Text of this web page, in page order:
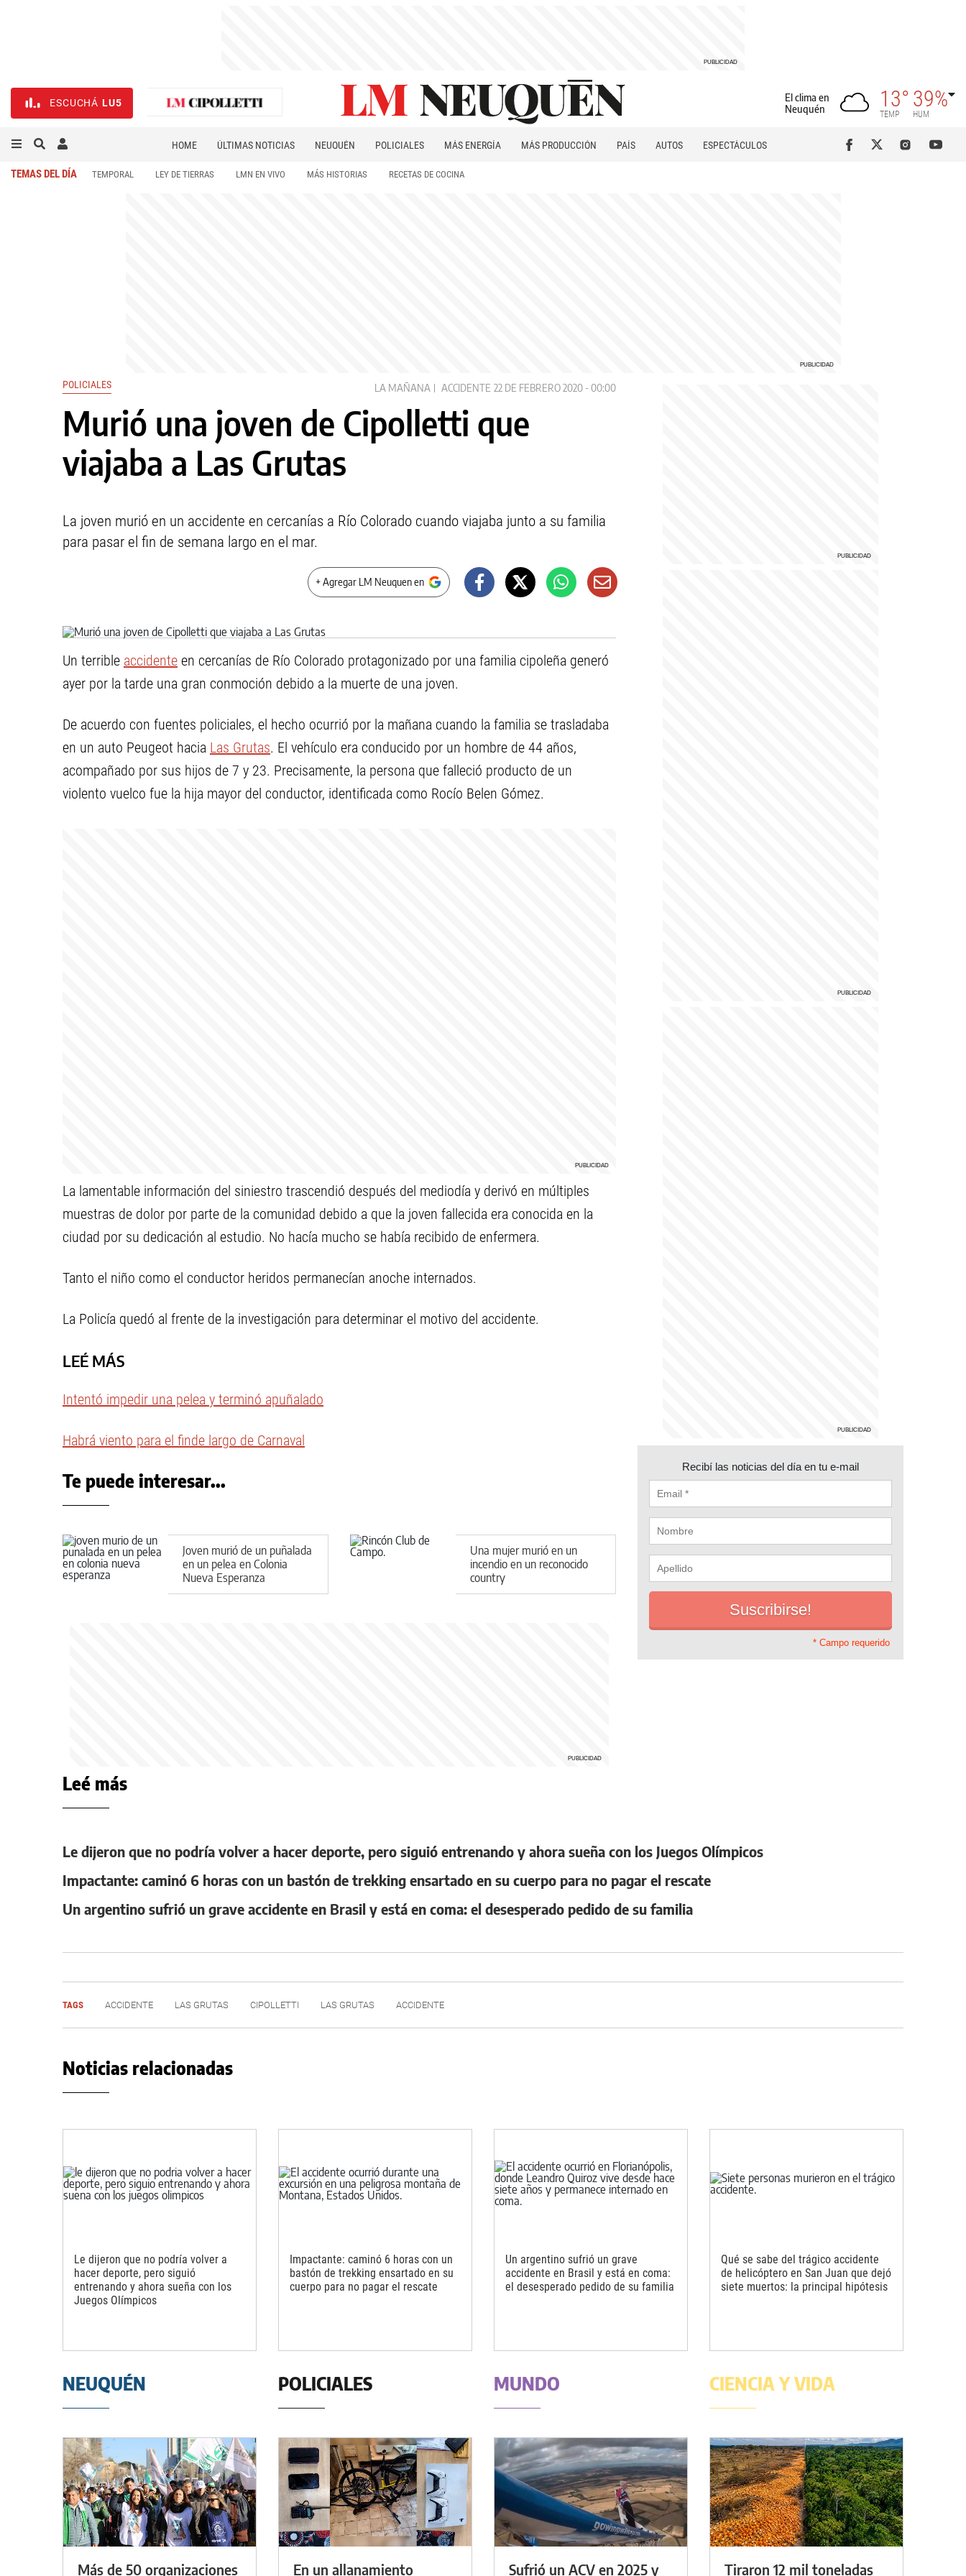
ESCUCHÁ LU5
El clima en
Neuquén
13°
TEMP
39%
HUM
HOME ÚLTIMAS NOTICIAS NEUQUÉN POLICIALES MÁS ENERGÍA MÁS PRODUCCIÓN PAÍS AUTOS
ESPECTÁCULOS
TEMAS DEL DÍA TEMPORAL LEY DE TIERRAS LMN EN VIVO MÁS HISTORIAS RECETAS DE COCINA
POLICIALES LA MAÑANA ACCIDENTE 22 DE FEBRERO 2020 - 00:00
Murió una joven de Cipolletti que
viajaba a Las Grutas
La joven murió en un accidente en cercanías a Río Colorado cuando viajaba junto a su familia
para pasar el fin de semana largo en el mar.
+ Agregar LM Neuquen en
Un terrible accidente en cercanías de Río Colorado protagonizado por una familia cipoleña generó
ayer por la tarde una gran conmoción debido a la muerte de una joven.
De acuerdo con fuentes policiales, el hecho ocurrió por la mañana cuando la familia se trasladaba
en un auto Peugeot hacia Las Grutas. El vehículo era conducido por un hombre de 44 años,
acompañado por sus hijos de 7 y 23. Precisamente, la persona que falleció producto de un
violento vuelco fue la hija mayor del conductor, identificada como Rocío Belen Gómez.
La lamentable información del siniestro trascendió después del mediodía y derivó en múltiples
muestras de dolor por parte de la comunidad debido a que la joven fallecida era conocida en la
ciudad por su dedicación al estudio. No hacía mucho se había recibido de enfermera.
Tanto el niño como el conductor heridos permanecían anoche internados.
La Policía quedó al frente de la investigación para determinar el motivo del accidente.
LEÉ MÁS
Intentó impedir una pelea y terminó apuñalado
Habrá viento para el finde largo de Carnaval
Te puede interesar...
Joven murió de un puñalada
en un pelea en Colonia
Nueva Esperanza
Una mujer murió en un
incendio en un reconocido
country
Recibí las noticias del día en tu e-mail
* Campo requerido
Leé más
Le dijeron que no podría volver a hacer deporte, pero siguió entrenando y ahora sueña con los Juegos Olímpicos
Impactante: caminó 6 horas con un bastón de trekking ensartado en su cuerpo para no pagar el rescate
Un argentino sufrió un grave accidente en Brasil y está en coma: el desesperado pedido de su familia
TAGS ACCIDENTE LAS GRUTAS CIPOLLETTI LAS GRUTAS ACCIDENTE
Noticias relacionadas
Le dijeron que no podría volver a
hacer deporte, pero siguió
entrenando y ahora sueña con los
Juegos Olímpicos
Impactante: caminó 6 horas con un
bastón de trekking ensartado en su
cuerpo para no pagar el rescate
Un argentino sufrió un grave
accidente en Brasil y está en coma:
el desesperado pedido de su familia
Qué se sabe del trágico accidente
de helicóptero en San Juan que dejó
siete muertos: la principal hipótesis
NEUQUÉN
Más de 50 organizaciones
POLICIALES
En un allanamiento
MUNDO
Sufrió un ACV en 2025 y
CIENCIA Y VIDA
Tiraron 12 mil toneladas